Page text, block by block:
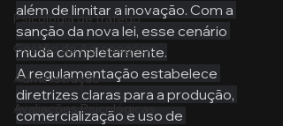
Psicologia de tráfego
Gestão do Agronegócio
Administração
Avaliações Psicológicas
além de limitar a inovação. Com a
sanção da nova lei, esse cenário
muda completamente.
A regulamentação estabelece
diretrizes claras para a produção,
comercialização e uso de